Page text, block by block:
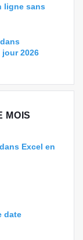
ligne sans
2026
MOIS
Excel en
date